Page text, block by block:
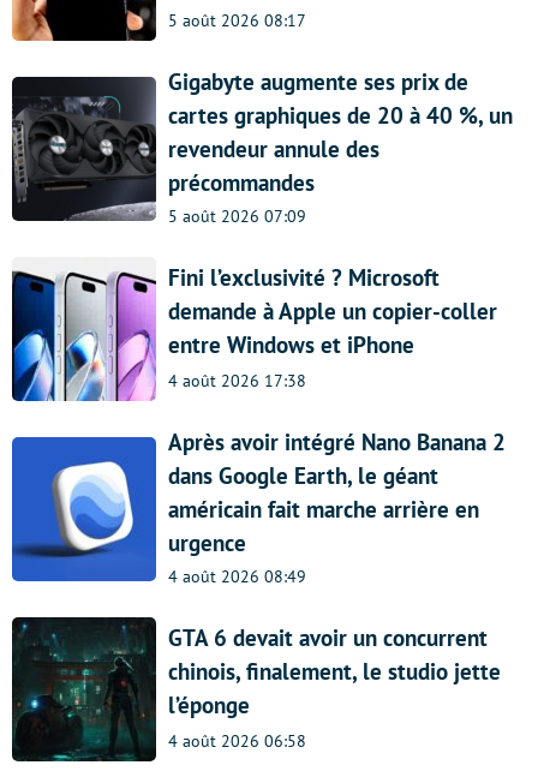
5 août 2026 08:17
Gigabyte augmente ses prix de
cartes graphiques de 20 à 40 %, un
revendeur annule des
précommandes
5 août 2026 07:09
Fini l’exclusivité ? Microsoft
demande à Apple un copier-coller
entre Windows et iPhone
4 août 2026 17:38
Après avoir intégré Nano Banana 2
dans Google Earth, le géant
américain fait marche arrière en
urgence
4 août 2026 08:49
GTA 6 devait avoir un concurrent
chinois, finalement, le studio jette
l’éponge
4 août 2026 06:58